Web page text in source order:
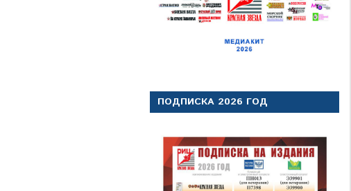
ПОДПИСКА 2026 ГОД